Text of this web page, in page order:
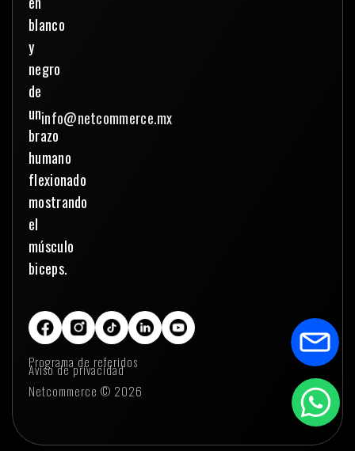
info@netcommerce.mx
Programa de referidos
Aviso de privacidad
Netcommerce © 2026